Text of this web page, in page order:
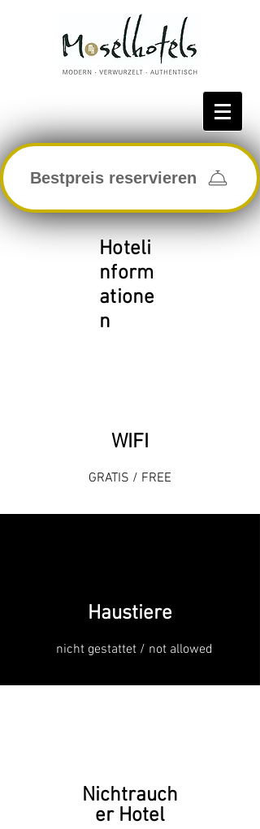
Bestpreis reservieren
Hoteli
nform
atione
n
WIFI
GRATIS / FREE
Haustiere
nicht gestattet / not allowed
Nichtrauch
er Hotel